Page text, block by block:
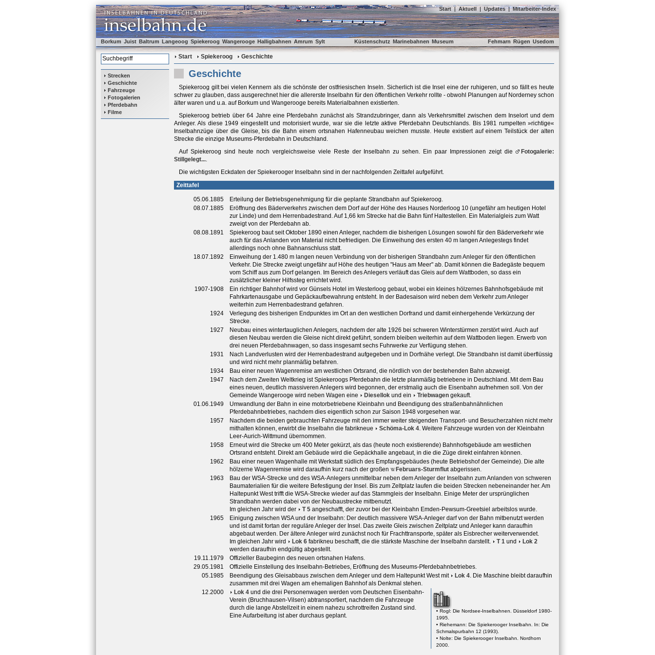
Start | Aktuell | Updates | Mitarbeiter-Index
Borkum Juist Baltrum Langeoog Spiekeroog Wangerooge Halligbahnen Amrum Sylt Küstenschutz Marinebahnen Museum Fehmarn Rügen Usedom
Strecken
Geschichte
Fahrzeuge
Fotogalerien
Pferdebahn
Filme
Start Spiekeroog Geschichte
Geschichte
Spiekeroog gilt bei vielen Kennern als die schönste der ostfriesischen Inseln. Sicherlich ist die Insel eine der ruhigeren, und so fällt es heute
schwer zu glauben, dass ausgerechnet hier die allererste Inselbahn für den öffentlichen Verkehr rollte - obwohl Planungen auf Norderney schon
älter waren und u.a. auf Borkum und Wangerooge bereits Materialbahnen existierten.
Spiekeroog betrieb über 64 Jahre eine Pferdebahn zunächst als Strandzubringer, dann als Verkehrsmittel zwischen dem Inselort und dem
Anleger. Als diese 1949 eingestellt und motorisiert wurde, war sie die letzte aktive Pferdebahn Deutschlands. Bis 1981 rumpelten »richtige«
Inselbahnzüge über die Gleise, bis die Bahn einem ortsnahen Hafenneubau weichen musste. Heute existiert auf einem Teilstück der alten
Strecke die einzige Museums-Pferdebahn in Deutschland.
Auf Spiekeroog sind heute noch vergleichsweise viele Reste der Inselbahn zu sehen. Ein paar Impressionen zeigt die
Fotogalerie:
Stillgelegt....
Die wichtigsten Eckdaten der Spiekerooger Inselbahn sind in der nachfolgenden Zeittafel aufgeführt.
Zeittafel
05.06.1885
Erteilung der Betriebsgenehmigung für die geplante Strandbahn auf Spiekeroog.
08.07.1885
Eröffnung des Bäderverkehrs zwischen dem Dorf auf der Höhe des Hauses Norderloog 10 (ungefähr am heutigen Hotel
zur Linde) und dem Herrenbadestrand. Auf 1,66 km Strecke hat die Bahn fünf Haltestellen. Ein Materialgleis zum Watt
zweigt von der Pferdebahn ab.
08.08.1891
Spiekeroog baut seit Oktober 1890 einen Anleger, nachdem die bisherigen Lösungen sowohl für den Bäderverkehr wie
auch für das Anlanden von Material nicht befriedigen. Die Einweihung des ersten 40 m langen Anlegestegs findet
allerdings noch ohne Bahnanschluss statt.
18.07.1892
Einweihung der 1.480 m langen neuen Verbindung von der bisherigen Strandbahn zum Anleger für den öffentlichen
Verkehr. Die Strecke zweigt ungefähr auf Höhe des heutigen "Haus am Meer" ab. Damit können die Badegäste bequem
vom Schiff aus zum Dorf gelangen. Im Bereich des Anlegers verläuft das Gleis auf dem Wattboden, so dass ein
zusätzlicher kleiner Hilfssteg errichtet wird.
1907-1908
Ein richtiger Bahnhof wird vor Günsels Hotel im Westerloog gebaut, wobei ein kleines hölzernes Bahnhofsgebäude mit
Fahrkartenausgabe und Gepäckaufbewahrung entsteht. In der Badesaison wird neben dem Verkehr zum Anleger
weiterhin zum Herrenbadestrand gefahren.
1924
Verlegung des bisherigen Endpunktes im Ort an den westlichen Dorfrand und damit einhergehende Verkürzung der
Strecke.
1927
Neubau eines wintertauglichen Anlegers, nachdem der alte 1926 bei schweren Winterstürmen zerstört wird. Auch auf
diesen Neubau werden die Gleise nicht direkt geführt, sondern bleiben weiterhin auf dem Wattboden liegen. Erwerb von
drei neuen Pferdebahnwagen, so dass insgesamt sechs Fuhrwerke zur Verfügung stehen.
1931
Nach Landverlusten wird der Herrenbadestrand aufgegeben und in Dorfnähe verlegt. Die Strandbahn ist damit überflüssig
und wird nicht mehr planmäßig befahren.
1934
Bau einer neuen Wagenremise am westlichen Ortsrand, die nördlich von der bestehenden Bahn abzweigt.
1947
Nach dem Zweiten Weltkrieg ist Spiekeroogs Pferdebahn die letzte planmäßig betriebene in Deutschland. Mit dem Bau
eines neuen, deutlich massiveren Anlegers wird begonnen, der erstmalig auch die Eisenbahn aufnehmen soll. Von der
Gemeinde Wangerooge wird neben Wagen eine
Diesellok und ein Triebwagen gekauft.
01.06.1949
Umwandlung der Bahn in eine motorbetriebene Kleinbahn und Beendigung des straßenbahnähnlichen
Pferdebahnbetriebes, nachdem dies eigentlich schon zur Saison 1948 vorgesehen war.
1957
Nachdem die beiden gebrauchten Fahrzeuge mit den immer weiter steigenden Transport- und Besucherzahlen nicht mehr
mithalten können, erwirbt die Inselbahn die fabrikneue
Schöma-Lok 4. Weitere Fahrzeuge wurden von der Kleinbahn
Leer-Aurich-Wittmund übernommen.
1958
Erneut wird die Strecke um 400 Meter gekürzt, als das (heute noch existierende) Bahnhofsgebäude am westlichen
Ortsrand entsteht. Direkt am Gebäude wird die Gepäckhalle angebaut, in die die Züge direkt einfahren können.
1962
Bau einer neuen Wagenhalle mit Werkstatt südlich des Empfangsgebäudes (heute Betriebshof der Gemeinde). Die alte
hölzerne Wagenremise wird daraufhin kurz nach der großen
Februars-Sturmflut abgerissen.
1963
Bau der WSA-Strecke und des WSA-Anlegers unmittelbar neben dem Anleger der Inselbahn zum Anlanden von schweren
Baumaterialien für die weitere Befestigung der Insel. Bis zum Zeltplatz laufen die beiden Strecken nebeneinander her. Am
Haltepunkt West trifft die WSA-Strecke wieder auf das Stammgleis der Inselbahn. Einige Meter der ursprünglichen
Strandbahn werden dabei von der Neubaustrecke mitbenutzt.
Im gleichen Jahr wird der
T 5 angeschafft, der zuvor bei der Kleinbahn Emden-Pewsum-Greetsiel arbeitslos wurde.
1965
Einigung zwischen WSA und der Inselbahn: Der deutlich massivere WSA-Anleger darf von der Bahn mitbenutzt werden
und ist damit fortan der reguläre Anleger der Insel. Das zweite Gleis zwischen Zeltplatz und Anleger kann daraufhin
abgebaut werden. Der ältere Anleger wird zunächst noch für Frachttransporte, später als Eisbrecher weiterverwendet.
Im gleichen Jahr wird
Lok 6 fabrikneu beschafft, die die stärkste Maschine der Inselbahn darstellt. T 1 und
Lok 2
werden daraufhin endgültig abgestellt.
19.11.1979
Offizieller Baubeginn des neuen ortsnahen Hafens.
29.05.1981
Offizielle Einstellung des Inselbahn-Betriebes, Eröffnung des Museums-Pferdebahnbetriebes.
05.1985
Beendigung des Gleisabbaus zwischen dem Anleger und dem Haltepunkt West mit Lok 4. Die Maschine bleibt daraufhin
zusammen mit drei Wagen am ehemaligen Bahnhof als Denkmal stehen.
12.2000
• Rogl: Die Nordsee-Inselbahnen. Düsseldorf 1980-
1995.
• Riehemann: Die Spiekerooger Inselbahn. In: Die
Schmalspurbahn 12 (1993).
• Nolte: Die Spiekerooger Inselbahn. Nordhorn
2000.
Lok 4 und die drei Personenwagen werden vom Deutschen Eisenbahn-
Verein (Bruchhausen-Vilsen) abtransportiert, nachdem die Fahrzeuge
durch die lange Abstellzeit in einem nahezu schrottreifen Zustand sind.
Eine Aufarbeitung ist aber durchaus geplant.